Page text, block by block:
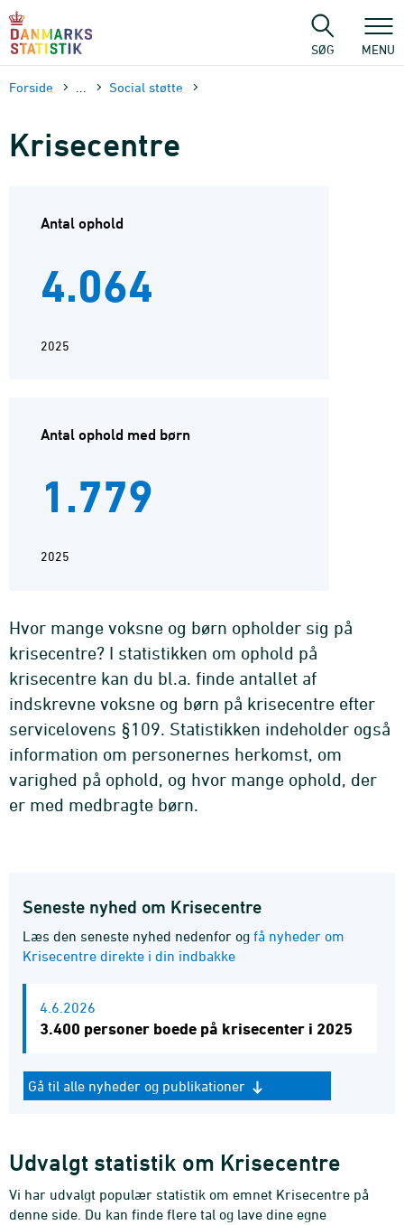
sidens
SØG MENU
Forside Social støtte
Krisecentre
Antal ophold
4.064
2025
Antal ophold med børn
1.779
2025
Hvor mange voksne og børn opholder sig på
krisecentre? I statistikken om ophold på
krisecentre kan du bl.a. finde antallet af
indskrevne voksne og børn på krisecentre efter
servicelovens §109. Statistikken indeholder også
information om personernes herkomst, om
varighed på ophold, og hvor mange ophold, der
er med medbragte børn.
Seneste nyhed om Krisecentre
Læs den seneste nyhed nedenfor og få nyheder om
Krisecentre direkte i din indbakke
4.6.2026
3.400 personer boede på krisecenter i 2025
Gå til alle nyheder og publikationer
Udvalgt statistik om Krisecentre
Vi har udvalgt populær statistik om emnet Krisecentre på
denne side. Du kan finde flere tal og lave dine egne